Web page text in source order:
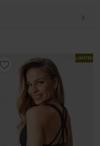
grudima mogu nositi majice
LIMITED